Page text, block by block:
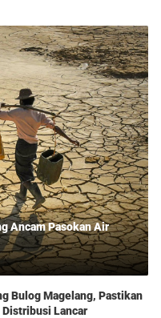
Ancam Pasokan Air
Bulog Magelang, Pastikan
Distribusi Lancar